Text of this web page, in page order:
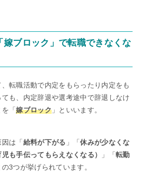
嫁ブロック」で転職できなくな
転職活動で内定をもらったり内定をも
も、内定辞退や選考途中で辞退しなけ
を「嫁ブロック」といいます。
は「 給料が下がる 」「休みが少なくな
も手伝ってもらえなくなる）
」「転勤
の3つが挙げられています。